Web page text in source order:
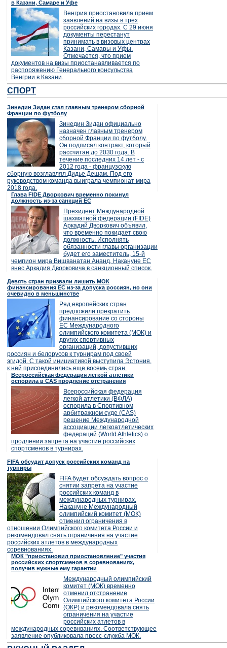
в Казани, Самаре и Уфе
Венгрия приостановила прием
заявлений на визы в трех
российских городах. С 29 июня
документы перестанут
принимать в визовых центрах
Казани, Самары и Уфы.
Отмечается, что прием
документов на визы приостанавливается по
распоряжению Генерального консульства
Венгрии в Казани.
СПОРТ
Зинедин Зидан стал главным тренером сборной
Франции по футболу
Зинедин Зидан официально
назначен главным тренером
сборной Франции по футболу.
Он подписал контракт, который
рассчитан до 2030 года. В
течение последних 14 лет - с
2012 года - французскую
сборную возглавлял Дидье Дешам. Под его
руководством команда выиграла чемпионат мира
2018 года.
Глава FIDE Дворкович временно покинул
должность из-за санкций ЕС
Президент Международной
шахматной федерации (FIDE)
Аркадий Дворкович объявил,
что временно покидает свою
должность. Исполнять
обязанности главы организации
будет его заместитель, 15-й
чемпион мира Вишванатан Ананд. Накануне ЕС
внес Аркадия Дворковича в санкционный список.
Девять стран призвали лишить МОК
финансирования ЕС из-за допуска россиян, но они
очевидно в меньшинстве
Ряд европейских стран
предложили прекратить
финансирование со стороны
ЕС Международного
олимпийского комитета (МОК) и
других спортивных
организаций, допустивших
россиян и белорусов к турнирам под своей
эгидой. С такой инициативой выступила Эстония,
к ней присоединились еще восемь стран.
Всероссийская федерация легкой атлетики
оспорила в CAS продление отстранения
Всероссийская федерация
легкой атлетики (ВФЛА)
оспорила в Спортивном
арбитражном суде (CAS)
решение Международной
ассоциации легкоатлетических
федераций (World Athletics) о
продлении запрета на участие российских
спортсменов в турнирах.
FIFA обсудит допуск российских команд на
турниры
FIFA будет обсуждать вопрос о
снятии запрета на участие
российских команд в
международных турнирах.
Накануне Международный
олимпийский комитет (МОК)
отменил ограничения в
отношении Олимпийского комитета России и
рекомендовал снять ограничения на участие
российских атлетов в международных
соревнованиях.
МОК "приостановил приостановление" участия
российских спортсменов в соревнованиях,
получив нужные ему гарантии
Международный олимпийский
комитет (МОК) временно
отменил отстранение
Олимпийского комитета России
(ОКР) и рекомендовала снять
ограничения на участие
российских атлетов в
международных соревнваниях. Соответствующее
заявление опубликовала пресс-служба МОК.